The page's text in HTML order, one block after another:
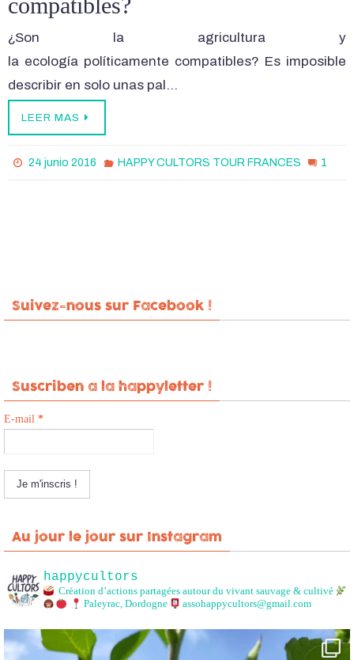
compatibles?
¿Son la agricultura y
la ecología políticamente compatibles? Es imposible
describir en solo unas pal…
LEER MAS
24 junio 2016 HAPPY CULTORS TOUR FRANCES 1
Suivez-nous sur Facebook !
Suscriben a la happyletter !
E-mail *
Au jour le jour sur Instagram
happycultors
Création d’actions partagées autour du vivant sauvage & cultivé
Paleyrac, Dordogne
assohappycultors@gmail.com